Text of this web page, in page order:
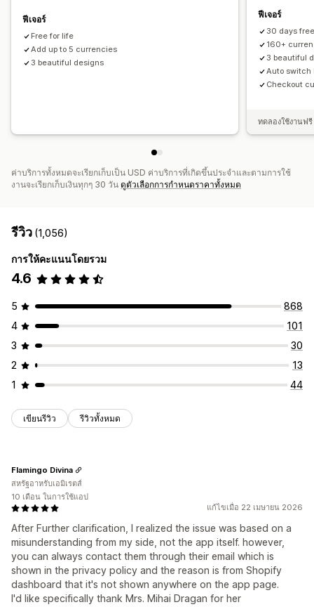
ฟีเจอร์
Free for life
Add up to 5 currencies
3 beautiful designs
ฟีเจอร์
30 days
160+
3 beautiful
Auto switch
Checkout
ทดลองใช้งานฟ
ค่าบริการทั้งหมดจะเรียกเก็บเป็น USD ค่าบริการที่เกิดขึ้นประจำและตามการใช้
งานจะเรียกเก็บเงินทุกๆ 30 วัน ดูตัวเลือกการกำหนดราคาทั้งหมด
รีวิว (1,056)
การให้คะแนนโดยรวม
4.6
5
868
4
101
3
30
2
13
1
44
เขียนรีวิว รีวิวทั้งหมด
แก้ไขเมื่อ 22 เมษายน 2026
After Further clarification, I realized the issue was based on a
misunderstanding from my side, not the app itself. however,
you can always contact them through their email which is
shown in the privacy policy and the reason is from Shopify
dashboard that it's not shown anywhere on the app page.
I'd like specifically thank Mrs. Mihai Dragan for her
Flamingo Divina
สหรัฐอาหรับเอมิเรตส์
10 เดือน ในการใช้แอป